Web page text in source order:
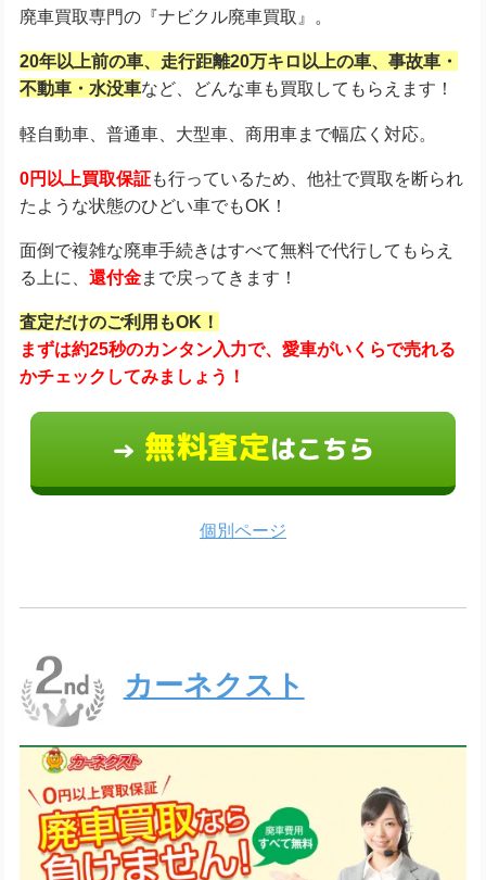
廃車買取専門の『ナビクル廃車買取』。
20年以上前の車、走行距離20万キロ以上の車、事故車・
不動車・水没車など、どんな車も買取してもらえます！
軽自動車、普通車、大型車、商用車まで幅広く対応。
0円以上買取保証も行っているため、他社で買取を断られ
たような状態のひどい車でもOK！
面倒で複雑な廃車手続きはすべて無料で代行してもらえ
る上に、 還付金まで戻ってきます！
査定だけのご利用もOK！
まずは約25秒のカンタン入力で、愛車がいくらで売れる
かチェックしてみましょう！
→ 無料査定はこちら
個別ページ
カーネクスト